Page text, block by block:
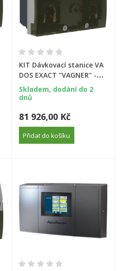
KIT Dávkovací stanice VA
DOS EXACT "VAGNER" -
pH + FCL
Skladem, dodání do 2
dnů
81 926,00 Kč
Přidat do košíku